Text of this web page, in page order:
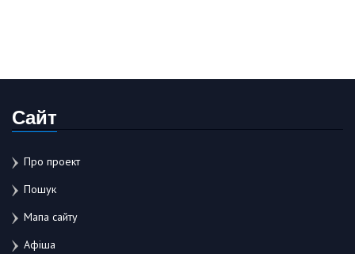
Сайт
Про проект
Пошук
Мапа сайту
Афіша